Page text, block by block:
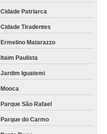
Cidade Patriarca
Cidade Tiradentes
Ermelino Matarazzo
Itaim Paulista
Jardim Iguatemi
Mooca
Parque São Rafael
Parque do Carmo